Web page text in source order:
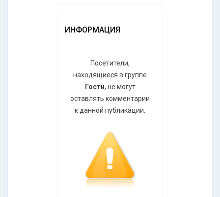
ИНФОРМАЦИЯ
Посетители,
находящиеся в группе
Гости, не могут
оставлять комментарии
к данной публикации.